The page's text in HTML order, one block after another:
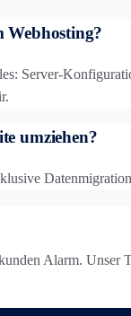
Webhosting?
Server-
umziehen?
Alarm. Unser